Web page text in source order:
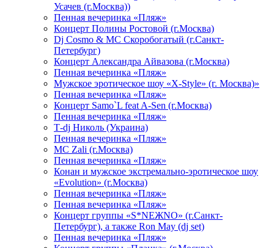
Усачев (г.Москва))
Пенная вечеринка «Пляж»
Концерт Полины Ростовой (г.Москва)
Dj Cosmo & МС Скоробогатый (г.Санкт-
Петербург)
Концерт Александра Айвазова (г.Москва)
Пенная вечеринка «Пляж»
Мужское эротическое шоу «X-Style» (г. Москва)»
Пенная вечеринка «Пляж»
Концерт Samo`L feat A-Sen (г.Москва)
Пенная вечеринка «Пляж»
Т-dj Николь (Украина)
Пенная вечеринка «Пляж»
МС Zali (г.Москва)
Пенная вечеринка «Пляж»
Конан и мужское экстремально-эротическое шоу
«Evolution» (г.Москва)
Пенная вечеринка «Пляж»
Пенная вечеринка «Пляж»
Концерт группы «S*NEЖNO» (г.Санкт-
Петербург), а также Ron May (dj set)
Пенная вечеринка «Пляж»